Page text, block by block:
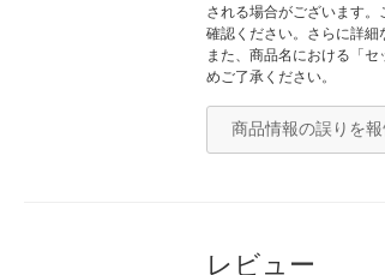
される場合がございます
確認ください。さらに詳細
また、商品名における「
めご了承ください。
商品情報の誤りを報
レビュー